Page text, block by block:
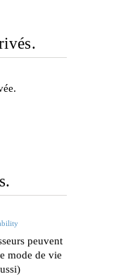
peuvent
mode de vie